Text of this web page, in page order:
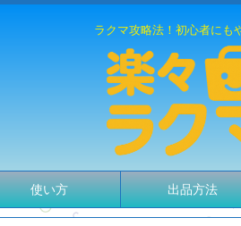
ラクマ攻略法！初心者にも
使い方 出品方法